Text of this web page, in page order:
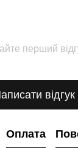
перший
відгук
Оплата